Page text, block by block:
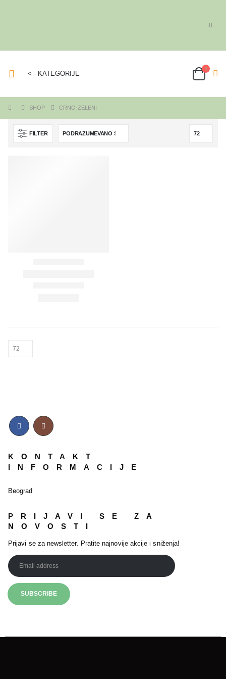
<-- KATEGORIJE
SHOP CRNO-ZELENI
FILTER
KONTAKT
INFORMACIJE
Beograd
PRIJAVI SE ZA
NOVOSTI
Prijavi se za newsletter. Pratite najnovije akcije i sniženja!